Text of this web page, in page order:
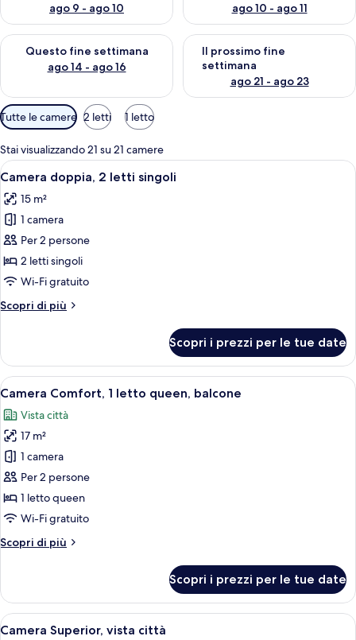
i
v
t
ago 9 - ago 10
ago 10 - ago 11
Questo fine settimana
ago 14 - ago 16
Verifica la disponibilità per questo fine settimana, ago 14 -
Il prossimo fine
settimana
ago 21 - ago 23
Verifica la disponibilità per il
Filtri
disponibili
per
le
camere
Tutte le camere 2 letti 1 letto
Stai visualizzando 21 su 21 camere
Apri
tutte
le
foto
per
Camera
doppia,
letti
Camera da letto con due letti, una
4
Camera doppia, 2 letti singoli
15 m²
1 camera
Per 2 persone
2 letti singoli
Wi-Fi gratuito
Scopri di più
Altri
doppia,
letti
Scopri i prezzi per le tue date
Apri
tutte
le
foto
per
Camera
Comfort,
1
queen,
Una camera d'albergo con un letto,
6
Camera Comfort, 1 letto queen, balcone
Vista città
17 m²
1 camera
Per 2 persone
1 letto queen
Wi-Fi gratuito
Scopri di più
Altri
Comfort,
letto
Scopri i prezzi per le tue date
Apri
Una camera da letto con un letto,
8
Camera Superior, vista città